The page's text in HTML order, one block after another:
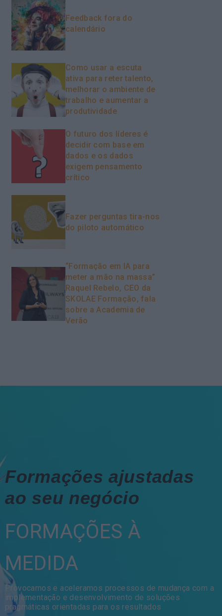
Feedback fora do
calendário
Como usar a escuta
ativa para reter talento,
melhorar o ambiente de
trabalho e aumentar a
produtividade
O futuro dos líderes é
decidir com base em
dados e os dados
exigem pensamento
crítico
Fazer perguntas tira-nos
do piloto automático
“Formação em IA para
meter a mão na massa”
Raquel Rebelo, CEO da
SKOLAE Formação, fala
sobre a Academia de
Verão
Formações ajustadas
ao seu negócio
FORMAÇÕES À
MEDIDA
Provocamos e aceleramos processos de mudança com a
implementação e desenvolvimento de soluções
pragmáticas orientadas para os resultados